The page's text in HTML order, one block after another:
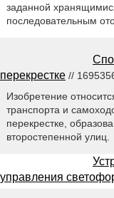
заданной
последовательным
перекрестке //
Изобретение
транспорта и
перекрестке,
второстепенной улиц.
управления